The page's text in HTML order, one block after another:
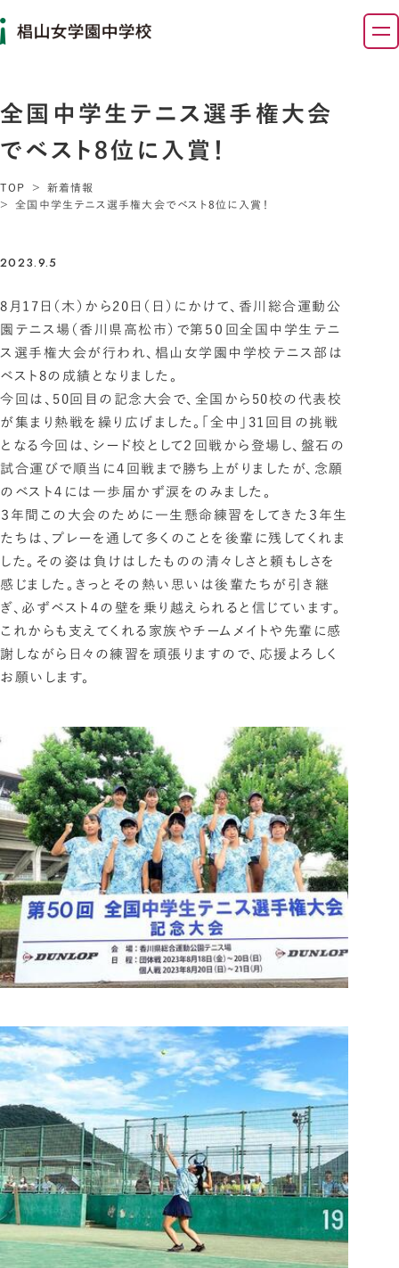
全国中学生テニス選手権大会
でベスト8位に入賞！
TOP
新着情報
全国中学生テニス選手権大会でベスト8位に入賞！
2023.9.5
8月17日（木）から20日（日）にかけて、香川総合運動公
園テニス場（香川県高松市）で第５０回全国中学生テニ
ス選手権大会が行われ、椙山女学園中学校テニス部は
ベスト8の成績となりました。
今回は、50回目の記念大会で、全国から50校の代表校
が集まり熱戦を繰り広げました。「全中」31回目の挑戦
となる今回は、シード校として２回戦から登場し、盤石の
試合運びで順当に４回戦まで勝ち上がりましたが、念願
のベスト４には一歩届かず涙をのみました。
３年間この大会のために一生懸命練習をしてきた３年生
たちは、プレーを通して多くのことを後輩に残してくれま
した。その姿は負けはしたものの清々しさと頼もしさを
感じました。きっとその熱い思いは後輩たちが引き継
ぎ、必ずベスト４の壁を乗り越えられると信じています。
これからも支えてくれる家族やチームメイトや先輩に感
謝しながら日々の練習を頑張りますので、応援よろしく
お願いします。